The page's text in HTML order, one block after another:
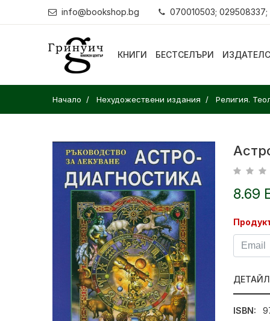
info@bookshop.bg 070010503; 029508337;
КНИГИ БЕСТСЕЛЪРИ
Начало Нехудожествени издания Религия.
8.69
ISBN: